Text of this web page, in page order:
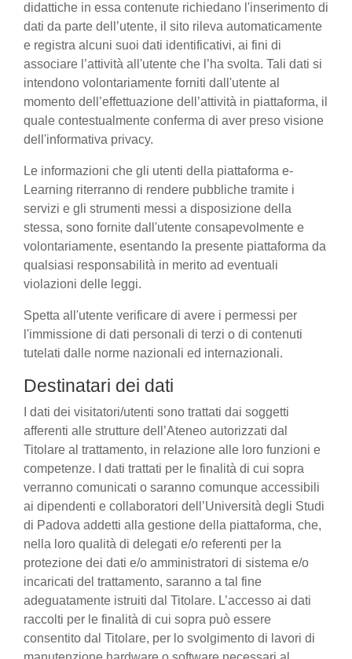
didattiche in essa contenute richiedano l'inserimento di
dati da parte dell’utente, il sito rileva automaticamente
e registra alcuni suoi dati identificativi, ai fini di
associare l’attività all'utente che l’ha svolta. Tali dati si
intendono volontariamente forniti dall'utente al
momento dell’effettuazione dell’attività in piattaforma, il
quale contestualmente conferma di aver preso visione
dell'informativa privacy.
Le informazioni che gli utenti della piattaforma e-
Learning riterranno di rendere pubbliche tramite i
servizi e gli strumenti messi a disposizione della
stessa, sono fornite dall'utente consapevolmente e
volontariamente, esentando la presente piattaforma da
qualsiasi responsabilità in merito ad eventuali
violazioni delle leggi.
Spetta all'utente verificare di avere i permessi per
l'immissione di dati personali di terzi o di contenuti
tutelati dalle norme nazionali ed internazionali.
Destinatari dei dati
I dati dei visitatori/utenti sono trattati dai soggetti
afferenti alle strutture dell’Ateneo autorizzati dal
Titolare al trattamento, in relazione alle loro funzioni e
competenze. I dati trattati per le finalità di cui sopra
verranno comunicati o saranno comunque accessibili
ai dipendenti e collaboratori dell’Università degli Studi
di Padova addetti alla gestione della piattaforma, che,
nella loro qualità di delegati e/o referenti per la
protezione dei dati e/o amministratori di sistema e/o
incaricati del trattamento, saranno a tal fine
adeguatamente istruiti dal Titolare. L’accesso ai dati
raccolti per le finalità di cui sopra può essere
consentito dal Titolare, per lo svolgimento di lavori di